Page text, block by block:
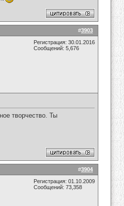
#3903
Регистрация: 30.01.2016
Сообщений: 5,676
творчество. Ты
#3904
Регистрация: 01.10.2009
Сообщений: 73,358